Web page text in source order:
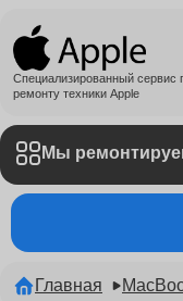
Специализированный сервис
ремонту техники Apple
Мы
Главная